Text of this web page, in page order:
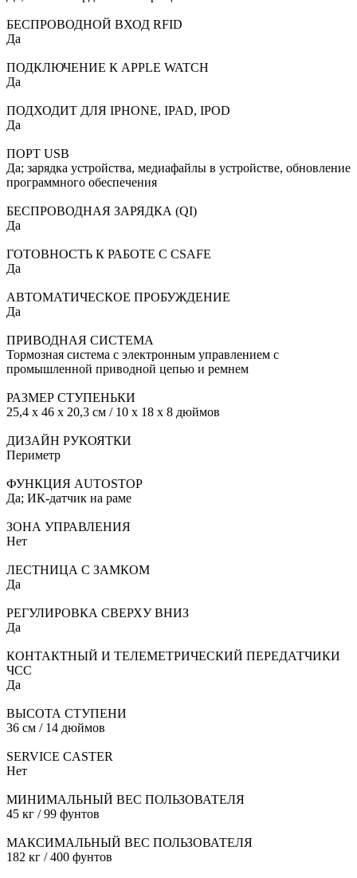
БЕСПРОВОДНОЙ ВХОД RFID
Да
ПОДКЛЮЧЕНИЕ К APPLE WATCH
Да
ПОДХОДИТ ДЛЯ IPHONE, IPAD, IPOD
Да
ПОРТ USB
Да; зарядка устройства, медиафайлы в устройстве, обновление
программного обеспечения
БЕСПРОВОДНАЯ ЗАРЯДКА (QI)
Да
ГОТОВНОСТЬ К РАБОТЕ С CSAFE
Да
АВТОМАТИЧЕСКОЕ ПРОБУЖДЕНИЕ
Да
ПРИВОДНАЯ СИСТЕМА
Тормозная система с электронным управлением с
промышленной приводной цепью и ремнем
РАЗМЕР СТУПЕНЬКИ
25,4 x 46 x 20,3 см / 10 x 18 x 8 дюймов
ДИЗАЙН РУКОЯТКИ
Периметр
ФУНКЦИЯ AUTOSTOP
Да; ИК-датчик на раме
ЗОНА УПРАВЛЕНИЯ
Нет
ЛЕСТНИЦА С ЗАМКОМ
Да
РЕГУЛИРОВКА СВЕРХУ ВНИЗ
Да
КОНТАКТНЫЙ И ТЕЛЕМЕТРИЧЕСКИЙ ПЕРЕДАТЧИКИ
ЧСС
Да
ВЫСОТА СТУПЕНИ
36 см / 14 дюймов
SERVICE CASTER
Нет
МИНИМАЛЬНЫЙ ВЕС ПОЛЬЗОВАТЕЛЯ
45 кг / 99 фунтов
МАКСИМАЛЬНЫЙ ВЕС ПОЛЬЗОВАТЕЛЯ
182 кг / 400 фунтов